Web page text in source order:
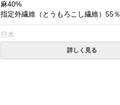
麻40%
指定外繊維（とうもろこし繊維）55％
日本
詳しく見る